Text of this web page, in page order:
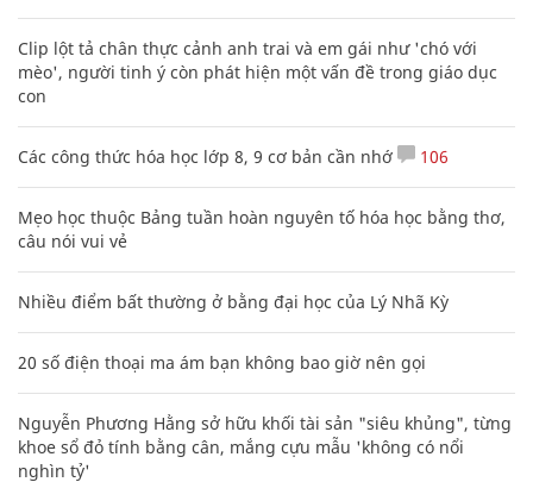
Clip lột tả chân thực cảnh anh trai và em gái như 'chó với
mèo', người tinh ý còn phát hiện một vấn đề trong giáo dục
con
Các công thức hóa học lớp 8, 9 cơ bản cần nhớ 106
Mẹo học thuộc Bảng tuần hoàn nguyên tố hóa học bằng thơ,
câu nói vui vẻ
Nhiều điểm bất thường ở bằng đại học của Lý Nhã Kỳ
20 số điện thoại ma ám bạn không bao giờ nên gọi
Nguyễn Phương Hằng sở hữu khối tài sản "siêu khủng", từng
khoe sổ đỏ tính bằng cân, mắng cựu mẫu 'không có nổi
nghìn tỷ'